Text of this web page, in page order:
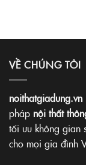
VỀ CHÚNG TÔI
noithatgiadung.vn
pháp nội thất
tối ưu không gian
cho mọi gia đình